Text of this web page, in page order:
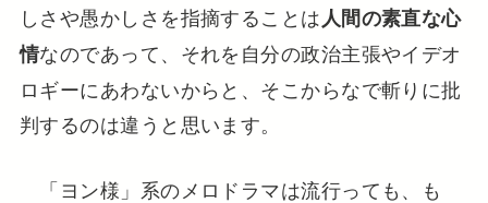
しさや愚かしさを指摘することは人間の素直な心
情なのであって、それを自分の政治主張やイデオ
ロギーにあわないからと、そこからなで斬りに批
判するのは違うと思います。
「ヨン様」系のメロドラマは流行っても、も